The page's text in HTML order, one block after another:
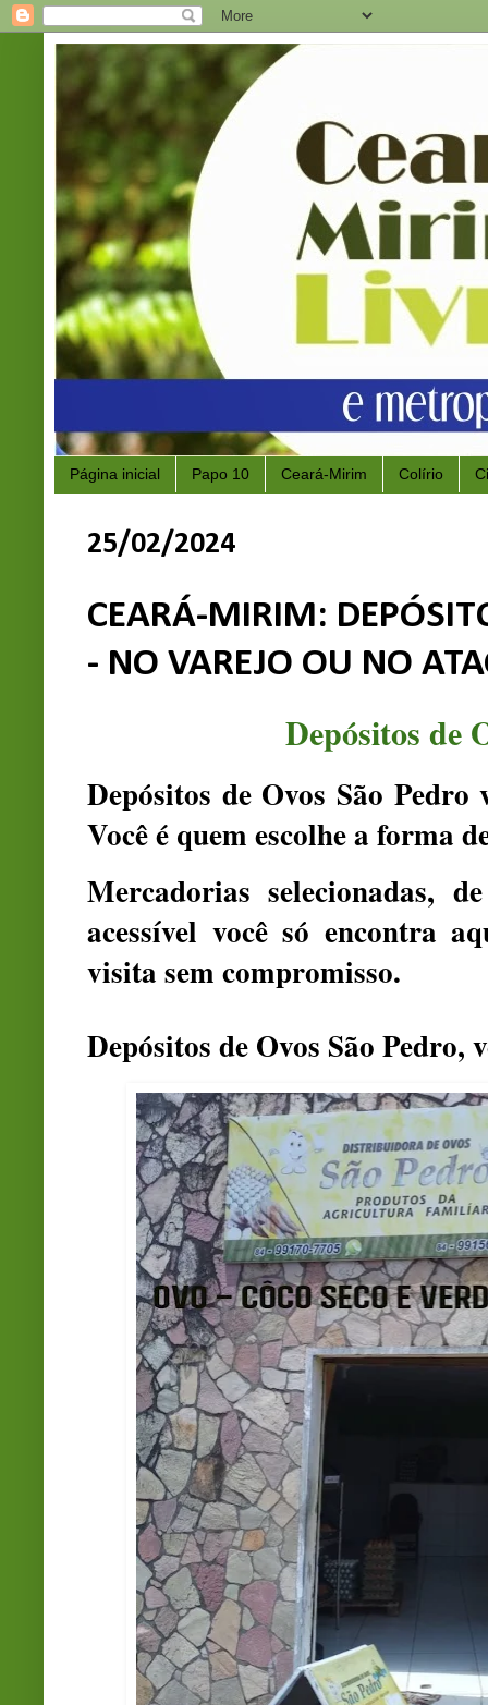
Página inicial Papo 10 Ceará-Mirim Colírio
25/02/2024
CEARÁ-MIRIM:
- NO VAREJO OU NO
Depósitos de
Depósitos de Ovos São
Você é quem escolhe a forma
Mercadorias selecionadas,
acessível você só encontra
visita sem compromisso.
Depósitos de Ovos São Pedro,